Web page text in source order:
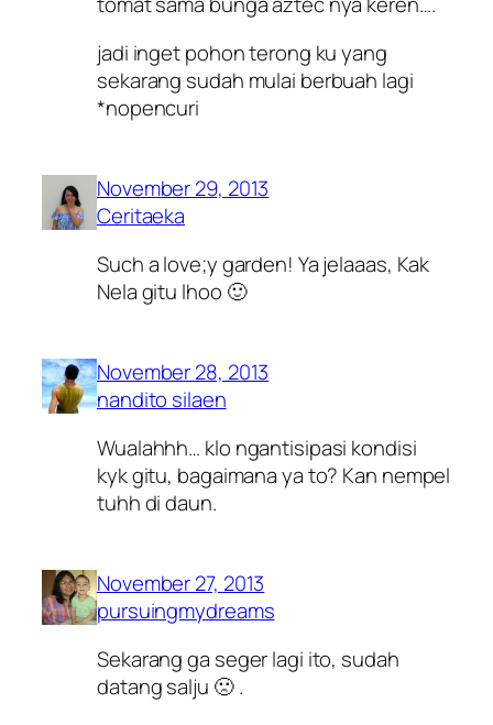
jadi inget pohon terong ku yang
sekarang sudah mulai berbuah lagi
*nopencuri
November 29, 2013
Ceritaeka
Such a love;y garden! Ya jelaaas, Kak
Nela gitu lhoo 🙂
November 28, 2013
nandito silaen
Wualahhh… klo ngantisipasi kondisi
kyk gitu, bagaimana ya to? Kan nempel
tuhh di daun.
November 27, 2013
pursuingmydreams
Sekarang ga seger lagi ito, sudah
datang salju 🙁 .